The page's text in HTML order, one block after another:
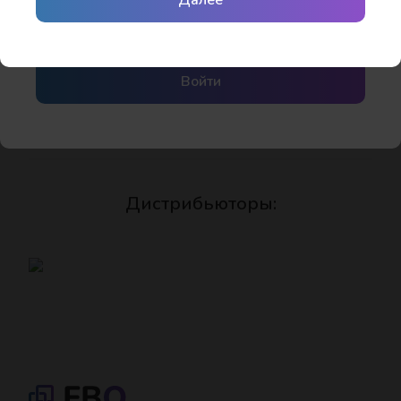
MA 02471-9143
(0 отзывов)
Дистрибьюторы:
Войти